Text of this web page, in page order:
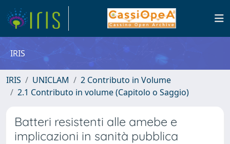
IRIS
IRIS UNICLAM
2 Contributo in Volume
2.1 Contributo in volume (Capitolo o Saggio)
Batteri resistenti alle amebe e
implicazioni in sanità pubblica